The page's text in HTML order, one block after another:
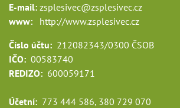
E-mail: zsplesivec@zsplesivec.cz
www: http://www.zsplesivec.cz
Číslo účtu: 212082343/0300 ČSOB
IČO: 00583740
REDIZO: 600059171
Účetní: 773 444 586, 380 729 070